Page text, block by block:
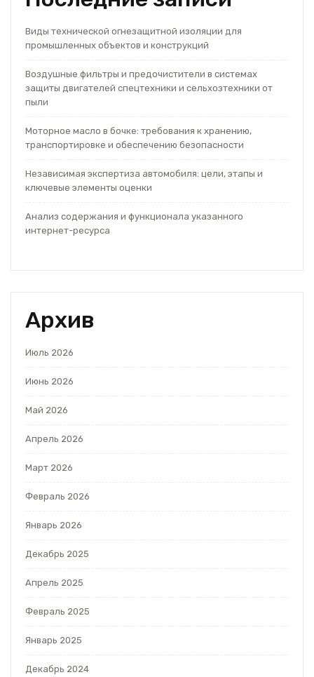
Виды технической огнезащитной изоляции для
промышленных объектов и конструкций
Воздушные фильтры и предочистители в системах
защиты двигателей спецтехники и сельхозтехники от
пыли
Моторное масло в бочке: требования к хранению,
транспортировке и обеспечению безопасности
Независимая экспертиза автомобиля: цели, этапы и
ключевые элементы оценки
Анализ содержания и функционала указанного
интернет-ресурса
Архив
Июль 2026
Июнь 2026
Май 2026
Апрель 2026
Март 2026
Февраль 2026
Январь 2026
Декабрь 2025
Апрель 2025
Февраль 2025
Январь 2025
Декабрь 2024